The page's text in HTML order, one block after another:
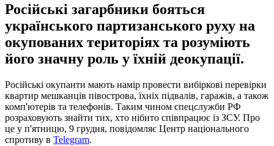
Російські загарбники бояться
українського партизанського руху на
окупованих територіях та розуміють
його значну роль у їхній деокупації.
Російські окупанти мають намір провести вибіркові перевірки
квартир мешканців півострова, їхніх підвалів, гаражів, а також
комп'ютерів та телефонів. Таким чином спецслужби РФ
розраховують знайти тих, хто нібито співпрацює із ЗСУ. Про
це у п'ятницю, 9 грудня, повідомляє Центр національного
спротиву в Telegram.